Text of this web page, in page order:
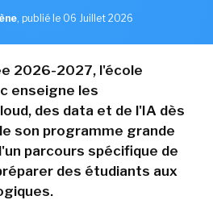
, publié le 06 Juillet 2026
2026-2027, l'école
enseigne les
des data et de l'IA dès
son programme grande
parcours spécifique de
des étudiants aux